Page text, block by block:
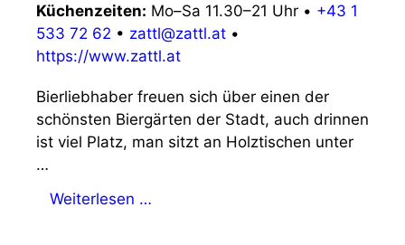
Küchenzeiten: Mo–Sa 11.30–21 Uhr • +43 1
533 72 62 • zattl@zattl.at •
https://www.zattl.at
Bierliebhaber freuen sich über einen der
schönsten Biergärten der Stadt, auch drinnen
ist viel Platz, man sitzt an Holztischen unter
…
Weiterlesen …